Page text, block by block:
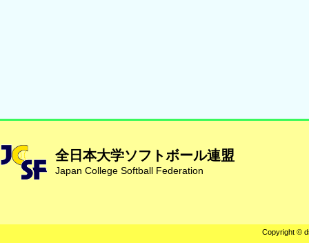
全日本大学ソフトボール連盟
Japan College Softball Federation
Copyright ©